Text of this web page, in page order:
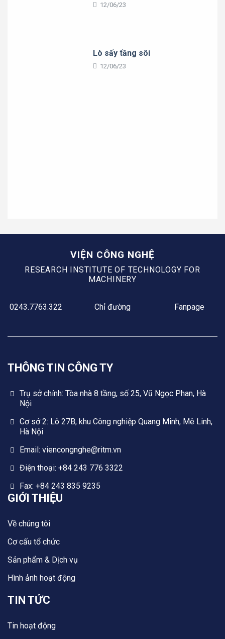
12/06/23
Lò sấy tầng sôi
12/06/23
VIỆN CÔNG NGHỆ
RESEARCH INSTITUTE OF TECHNOLOGY FOR
MACHINERY
0243.7763.322 Chỉ đường Fanpage
THÔNG TIN CÔNG TY
Trụ sở chính: Tòa nhà 8 tầng, số 25, Vũ Ngọc Phan, Hà
Nội
Cơ sở 2: Lô 27B, khu Công nghiệp Quang Minh, Mê Linh,
Hà Nội
Email: viencongnghe@ritm.vn
Điện thoại: +84 243 776 3322
Fax: +84 243 835 9235
GIỚI THIỆU
Về chúng tôi
Cơ cấu tổ chức
Sản phẩm & Dịch vụ
Hình ảnh hoạt động
TIN TỨC
Tin hoạt động